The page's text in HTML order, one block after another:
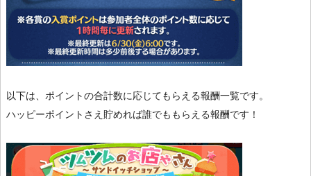
以下は、ポイントの合計数に応じてもらえる報酬一覧です。
ハッピーポイントさえ貯めれば誰でももらえる報酬です！